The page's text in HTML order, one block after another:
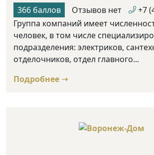
366 баллов Отзывов нет
+7
Группа компаний имеет
человек, в том числе
подразделения: электриков,
отделочников, отдел главного...
Подробнее ➝